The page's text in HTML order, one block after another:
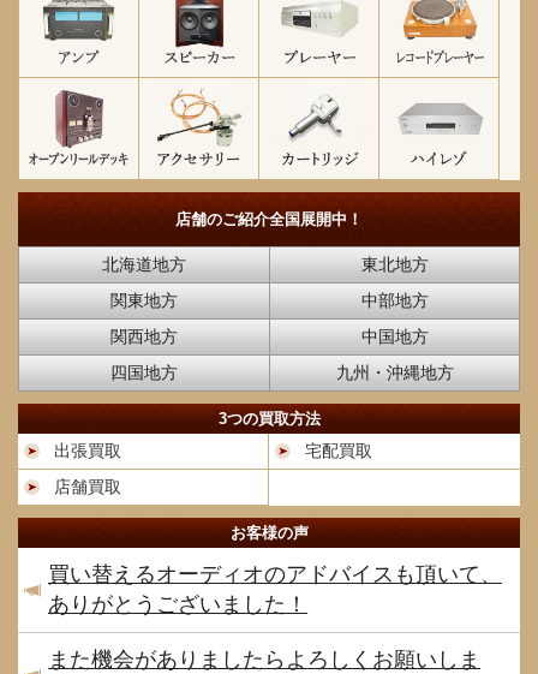
店舗のご紹介全国展開中！
北海道地方
東北地方
関東地方
中部地方
関西地方
中国地方
四国地方
九州・沖縄地方
3つの買取方法
出張買取
宅配買取
店舗買取
お客様の声
買い替えるオーディオのアドバイスも頂いて、
ありがとうございました！
また機会がありましたらよろしくお願いしま